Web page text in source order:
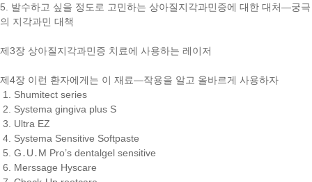
5. 발수하고 싶을 정도로 고민하는 상아질지각과민증에 대한 대처―궁극
의 지각과민 대책
제3장 상아질지각과민증 치료에 사용하는 레이저
제4장 이런 환자에게는 이 재료―작용을 알고 올바르게 사용하자
1. Shumitect series
2. Systema gingiva plus S
3. Ultra EZ
4. Systema Sensitive Softpaste
5. G․U․M Pro’s dentalgel sensitive
6. Merssage Hyscare